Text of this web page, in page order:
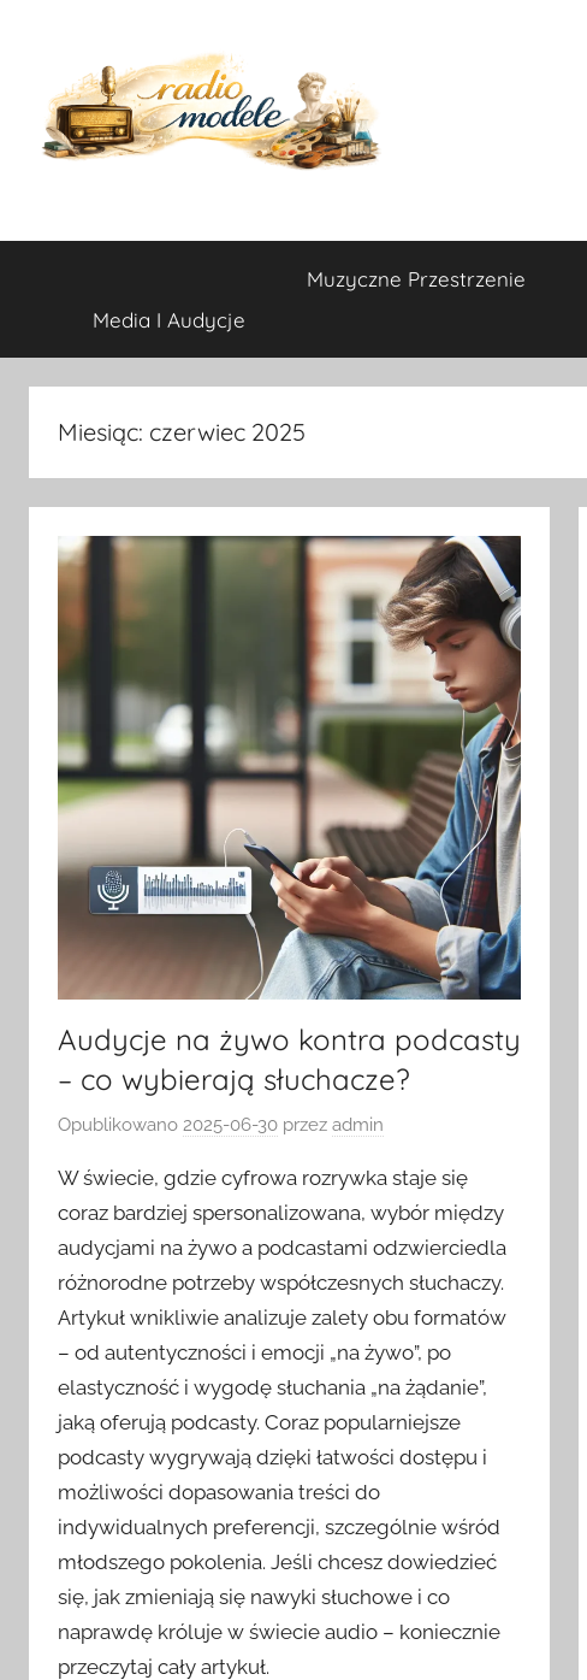
radio-
modele.pl
Media I Audycje
Muzyczne Przestrzenie
Miesiąc: czerwiec 2025
Audycje na żywo kontra podcasty
– co wybierają słuchacze?
Opublikowano 2025-06-30 przez admin
W świecie, gdzie cyfrowa rozrywka staje się
coraz bardziej spersonalizowana, wybór między
audycjami na żywo a podcastami odzwierciedla
różnorodne potrzeby współczesnych słuchaczy.
Artykuł wnikliwie analizuje zalety obu formatów
– od autentyczności i emocji „na żywo”, po
elastyczność i wygodę słuchania „na żądanie”,
jaką oferują podcasty. Coraz popularniejsze
podcasty wygrywają dzięki łatwości dostępu i
możliwości dopasowania treści do
indywidualnych preferencji, szczególnie wśród
młodszego pokolenia. Jeśli chcesz dowiedzieć
się, jak zmieniają się nawyki słuchowe i co
naprawdę króluje w świecie audio – koniecznie
przeczytaj cały artykuł.